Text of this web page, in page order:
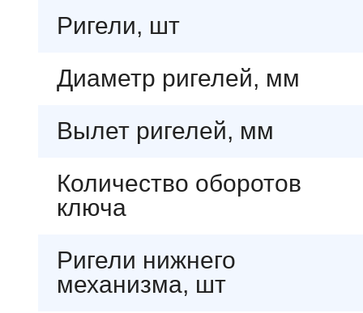
Ригели, шт
Диаметр ригелей, мм
Вылет ригелей, мм
Количество оборотов
ключа
Ригели нижнего
механизма, шт